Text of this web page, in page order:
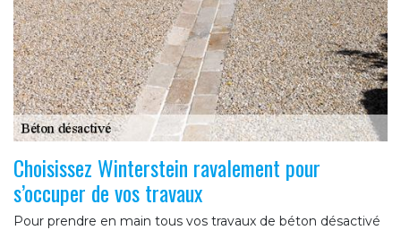
Choisissez Winterstein ravalement pour
s’occuper de vos travaux
Pour prendre en main tous vos travaux de béton désactivé